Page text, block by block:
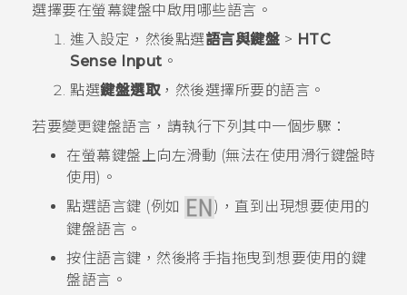
選擇要在螢幕鍵盤中啟用哪些語言。
進入設定 ，然後點選語言與鍵盤 > HTC
Sense Input 。
點選鍵盤選取，然後選擇所要的語言。
若要變更鍵盤語言，請執行下列其中一個步驟：
在螢幕鍵盤上向左滑動 (無法在使用滑行鍵盤時
使用)。
點選語言鍵 (例如
)，直到出現想要使用的
鍵盤語言。
按住語言鍵，然後將手指拖曳到想要使用的鍵
盤語言。